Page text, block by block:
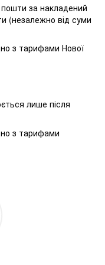
за накладений
(незалежно від суми
з тарифами Нової
лише після
з тарифами